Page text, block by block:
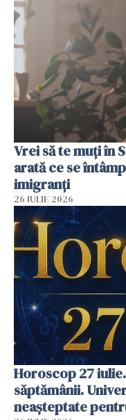
Vrei să te muți în
arată ce se
imigranți
26 IULIE 2026
Horoscop 27
săptămânii.
neașteptate